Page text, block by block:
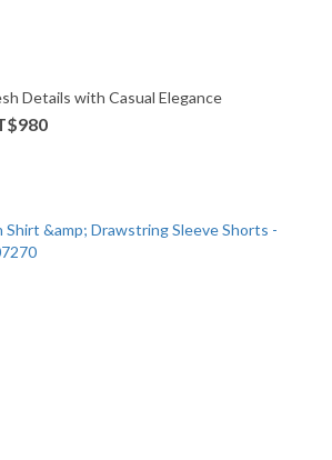
Details with Casual Elegance